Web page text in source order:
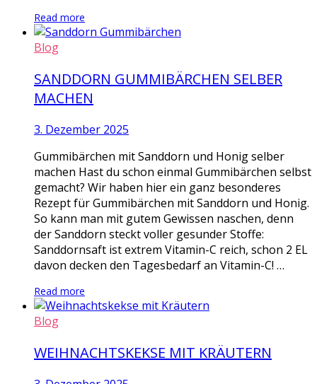
Read more
Blog
SANDDORN GUMMIBÄRCHEN SELBER
MACHEN
3. Dezember 2025
Gummibärchen mit Sanddorn und Honig selber
machen Hast du schon einmal Gummibärchen selbst
gemacht? Wir haben hier ein ganz besonderes
Rezept für Gummibärchen mit Sanddorn und Honig.
So kann man mit gutem Gewissen naschen, denn
der Sanddorn steckt voller gesunder Stoffe:
Sanddornsaft ist extrem Vitamin-C reich, schon 2 EL
davon decken den Tagesbedarf an Vitamin-C! …
Read more
Blog
WEIHNACHTSKEKSE MIT KRÄUTERN